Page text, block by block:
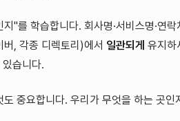
"를 학습합니다. 회사명·서비스명·연
, 각종 디렉토리)에서 일관되게 유지하
습니다.
중요합니다. 우리가 무엇을 하는 곳인